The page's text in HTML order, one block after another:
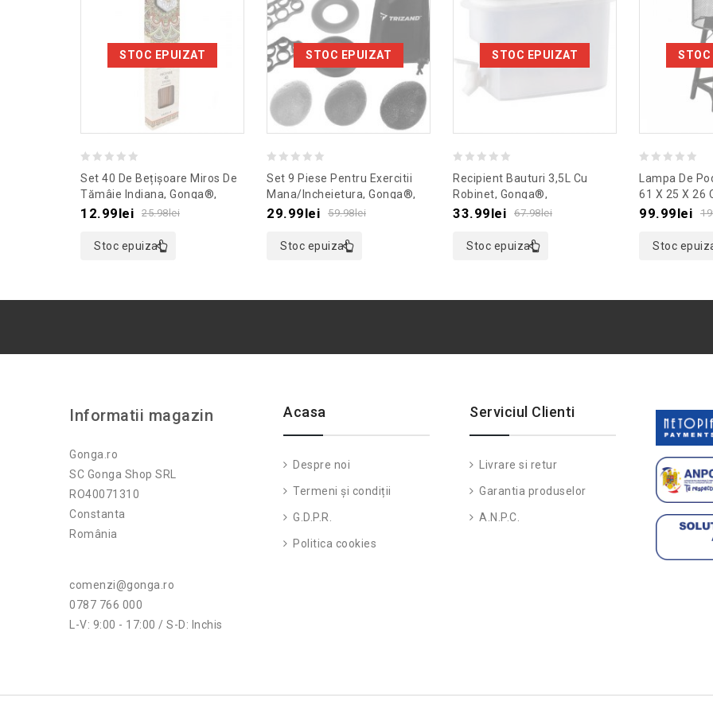
STOC EPUIZAT
out
of
Set 40 De Bețișoare Miros De
Tămâie Indiana, Gonga®,
Culoaremodel Alb
25.98lei
12.99lei
Stoc epuizat
STOC EPUIZAT
out
of
Set 9 Piese Pentru Exercitii
Mana/incheietura, Gonga®,
Culoaremodel Negru
59.98lei
29.99lei
Stoc epuizat
STOC EPUIZAT
out
of
Recipient Bauturi 3,5L Cu
Robinet, Gonga®,
Culoaremodel Transparent
67.98lei
33.99lei
Stoc epuizat
out
of
Lampa De
61 X 25 X 26
Culoaremodel
99.99lei
Stoc
Informatii magazin
Gonga.ro
SC Gonga Shop SRL
RO40071310
Constanta
România
comenzi@gonga.ro
0787 766 000
L-V: 9:00 - 17:00 / S-D: Inchis
Acasa
Despre noi
Termeni și condiții
G.D.P.R.
Politica cookies
Serviciul Clienti
Livrare si retur
Garantia produselor
A.N.P.C.